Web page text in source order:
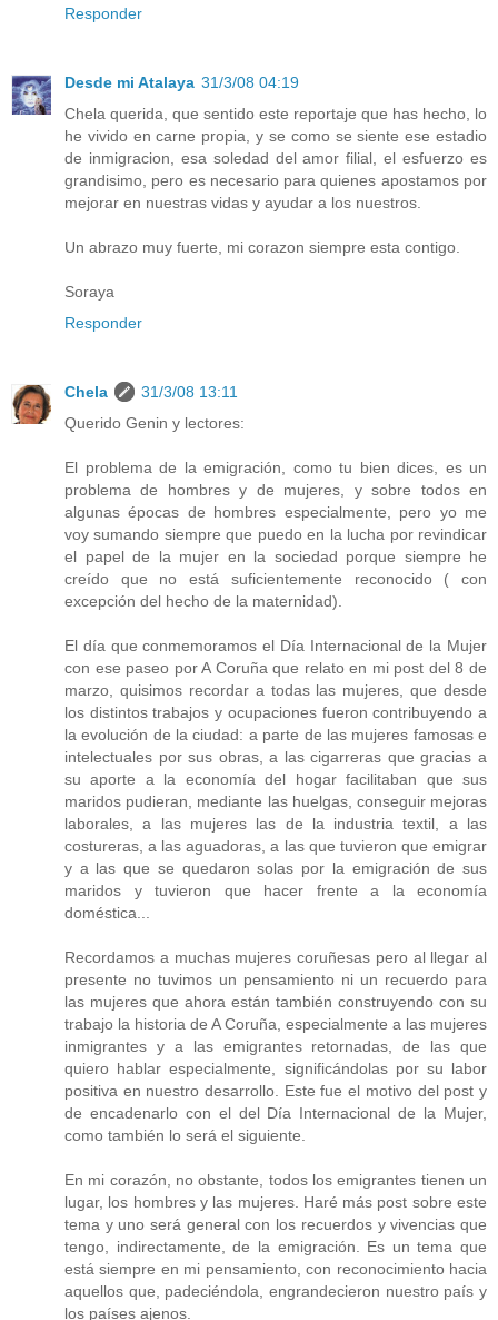
Responder
Desde mi Atalaya 31/3/08 04:19
Chela querida, que sentido este reportaje que has hecho, lo
he vivido en carne propia, y se como se siente ese estadio
de inmigracion, esa soledad del amor filial, el esfuerzo es
grandisimo, pero es necesario para quienes apostamos por
mejorar en nuestras vidas y ayudar a los nuestros.
Un abrazo muy fuerte, mi corazon siempre esta contigo.
Soraya
Responder
Chela
31/3/08 13:11
Querido Genin y lectores:
El problema de la emigración, como tu bien dices, es un
problema de hombres y de mujeres, y sobre todos en
algunas épocas de hombres especialmente, pero yo me
voy sumando siempre que puedo en la lucha por revindicar
el papel de la mujer en la sociedad porque siempre he
creído que no está suficientemente reconocido ( con
excepción del hecho de la maternidad).
El día que conmemoramos el Día Internacional de la Mujer
con ese paseo por A Coruña que relato en mi post del 8 de
marzo, quisimos recordar a todas las mujeres, que desde
los distintos trabajos y ocupaciones fueron contribuyendo a
la evolución de la ciudad: a parte de las mujeres famosas e
intelectuales por sus obras, a las cigarreras que gracias a
su aporte a la economía del hogar facilitaban que sus
maridos pudieran, mediante las huelgas, conseguir mejoras
laborales, a las mujeres las de la industria textil, a las
costureras, a las aguadoras, a las que tuvieron que emigrar
y a las que se quedaron solas por la emigración de sus
maridos y tuvieron que hacer frente a la economía
doméstica...
Recordamos a muchas mujeres coruñesas pero al llegar al
presente no tuvimos un pensamiento ni un recuerdo para
las mujeres que ahora están también construyendo con su
trabajo la historia de A Coruña, especialmente a las mujeres
inmigrantes y a las emigrantes retornadas, de las que
quiero hablar especialmente, significándolas por su labor
positiva en nuestro desarrollo. Este fue el motivo del post y
de encadenarlo con el del Día Internacional de la Mujer,
como también lo será el siguiente.
En mi corazón, no obstante, todos los emigrantes tienen un
lugar, los hombres y las mujeres. Haré más post sobre este
tema y uno será general con los recuerdos y vivencias que
tengo, indirectamente, de la emigración. Es un tema que
está siempre en mi pensamiento, con reconocimiento hacia
aquellos que, padeciéndola, engrandecieron nuestro país y
los países ajenos.